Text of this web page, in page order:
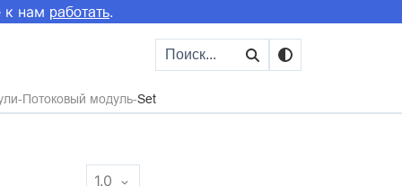
к нам работать.
Потоковый модуль Set
1.0